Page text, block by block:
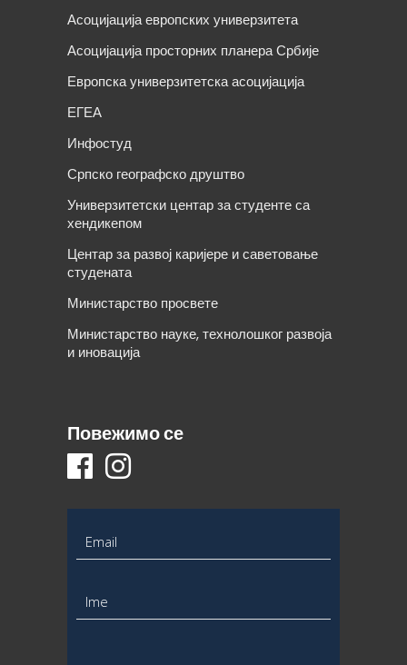
Асоцијација европских универзитета
Асоцијација просторних планера Србије
Европска универзитетска асоцијација
ЕГЕА
Инфостуд
Српско географско друштво
Универзитетски центар за студенте са
хендикепом
Центар за развој каријере и саветовање
студената
Министарство просвете
Министарство науке, технолошког развоја
и иновација
Повежимо се